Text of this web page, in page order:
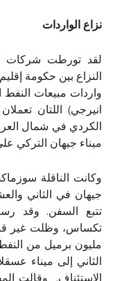
نزاع الواردات
لقد تورطت شركات
النزاع بين حكومة
واردات مبيعات
انيرجي) اللتان
الكردي في شمال
ميناء جيهان التركي
وكانت الناقلة
جيهان في الثاني
تتبع السفن. وقد
مليون برميل من
الثاني إلى ميناء